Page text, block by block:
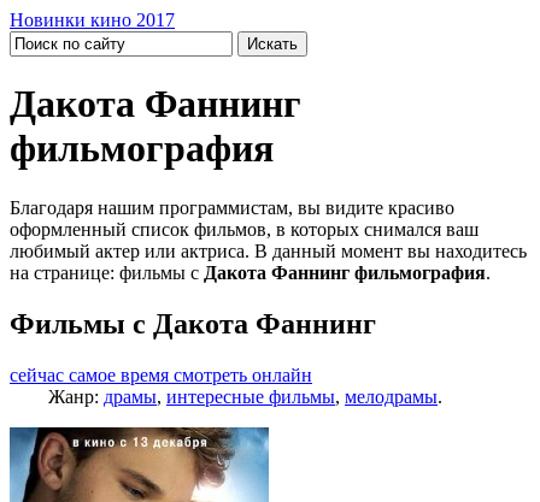
Новинки кино 2017
Дакота Фаннинг
фильмография
Благодаря нашим программистам, вы видите красиво
оформленный список фильмов, в которых снимался ваш
любимый актер или актриса. В данный момент вы находитесь
на странице: фильмы с Дакота Фаннинг фильмография.
Фильмы с Дакота Фаннинг
сейчас самое время смотреть онлайн
Жанр: драмы, интересные фильмы, мелодрамы.